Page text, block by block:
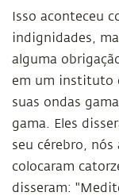
Isso aconteceu
indignidades,
alguma
em um instituto
suas ondas
gama. Eles
seu cérebro, nós
colocaram
disseram: